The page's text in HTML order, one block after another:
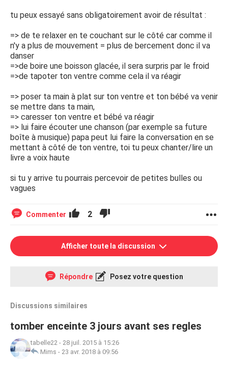
tu peux essayé sans obligatoirement avoir de résultat :
=> de te relaxer en te couchant sur le côté car comme il
n'y a plus de mouvement = plus de bercement donc il va
danser
=>de boire une boisson glacée, il sera surpris par le froid
=>de tapoter ton ventre comme cela il va réagir
=> poser ta main à plat sur ton ventre et ton bébé va venir
se mettre dans ta main,
=> caresser ton ventre et bébé va réagir
=> lui faire écouter une chanson (par exemple sa future
boîte à musique) papa peut lui faire la conversation en se
mettant à côté de ton ventre, toi tu peux chanter/lire un
livre a voix haute
si tu y arrive tu pourrais percevoir de petites bulles ou
vagues
Commenter 2
Afficher toute la discussion
Répondre Posez votre question
Discussions similaires
tomber enceinte 3 jours avant ses regles
tabelle22 - 28 juil. 2015 à 15:26
Mims - 23 avr. 2018 à 09:56